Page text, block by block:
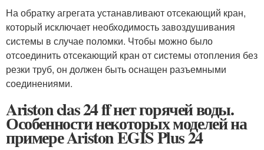
На обратку агрегата устанавливают отсекающий кран,
который исключает необходимость завоздушивания
системы в случае поломки. Чтобы можно было
отсоединить отсекающий кран от системы отопления без
резки труб, он должен быть оснащен разъемными
соединениями.
Ariston clas 24 ff нет горячей воды.
Особенности некоторых моделей на
примере Ariston EGIS Plus 24